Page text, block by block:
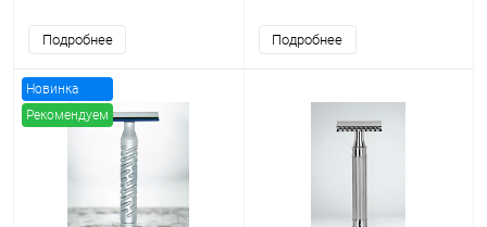
Подробнее Подробнее
Новинка
Рекомендуем